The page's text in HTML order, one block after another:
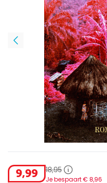
9,99 18,95
Je bespaart € 8,96